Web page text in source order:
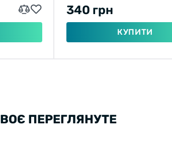
340 грн
КУПИТИ
ПЕРЕГЛЯНУТЕ